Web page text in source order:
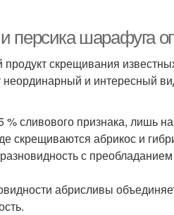
персика шарафуга
скрещивания
неординарный и интересный
сливового признака, лишь
скрещиваются абрикос и
с
абрисливы